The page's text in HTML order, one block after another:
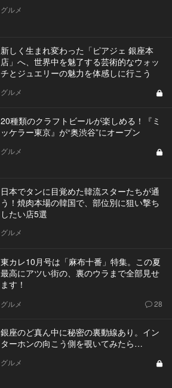
グルメ
新しく生まれ変わった「ピアジェ 銀座本
店」へ、世界中を魅了する芸術的なウォッ
チとジュエリーの魅力を体感しに行こう
グルメ
20種類のクラフトビールが楽しめる！『ミ
ッケラー東京』が“奥渋谷”にオープン
グルメ
日本でタンに目覚めた韓流スターたちが通
う！焼肉本場の韓国で、部位別に狙い撃ち
したい店5選
グルメ
東カレ10月号は「麻布十番」特集。この夏
最高にアツい街の、裏のウラまで全部見せ
ます！
グルメ 28
銀座のど真ん中に秘密の裏動線あり。イン
ターホンの向こう側を覗いてみたら…
グルメ